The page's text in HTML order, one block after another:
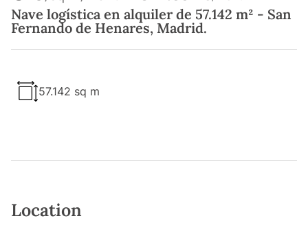
Nave logística en alquiler de 57.142 m² - San
Fernando de Henares, Madrid.
57.142 sq m
Location